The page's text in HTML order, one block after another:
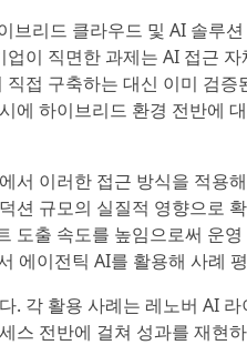
브리드 클라우드 및 AI 솔루
업이 직면한 과제는 AI 접근
접 구축하는 대신 이미 검
에 하이브리드 환경 전반에
서 이러한 접근 방식을 적용
션 규모의 실질적 영향으로
도출 속도를 높임으로써 운
에이전틱 AI를 활용해 사례
. 각 활용 사례는 레노버 AI
스 전반에 걸쳐 성과를 재현